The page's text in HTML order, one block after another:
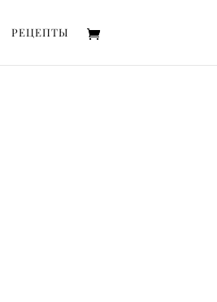
РЕЦЕПТЫ